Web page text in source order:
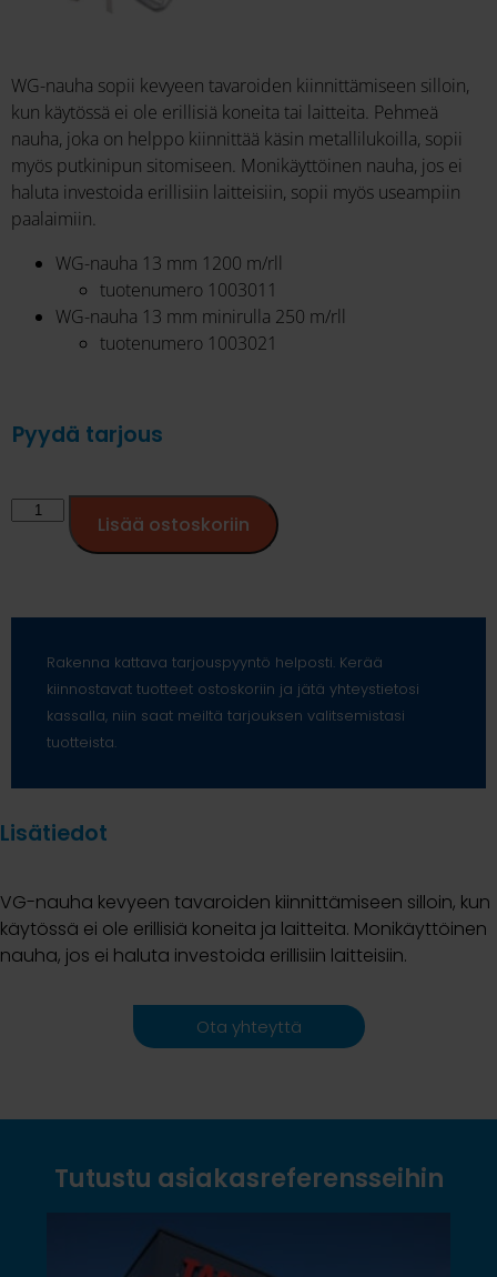
WG-nauha sopii kevyeen tavaroiden kiinnittämiseen silloin,
kun käytössä ei ole erillisiä koneita tai laitteita. Pehmeä
nauha, joka on helppo kiinnittää käsin metallilukoilla, sopii
myös putkinipun sitomiseen. Monikäyttöinen nauha, jos ei
haluta investoida erillisiin laitteisiin, sopii myös useampiin
paalaimiin.
WG-nauha 13 mm 1200 m/rll
tuotenumero 1003011
WG-nauha 13 mm minirulla 250 m/rll
tuotenumero 1003021
Pyydä tarjous
Lisää ostoskoriin
Rakenna kattava tarjouspyyntö helposti. Kerää
kiinnostavat tuotteet ostoskoriin ja jätä yhteystietosi
kassalla, niin saat meiltä tarjouksen valitsemistasi
tuotteista.
Lisätiedot
VG-nauha kevyeen tavaroiden kiinnittämiseen silloin, kun
käytössä ei ole erillisiä koneita ja laitteita. Monikäyttöinen
nauha, jos ei haluta investoida erillisiin laitteisiin.
Ota yhteyttä
Tutustu asiakasreferensseihin